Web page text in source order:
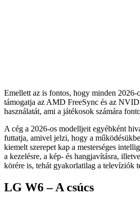
Emellett az is fontos, hogy minden
támogatja az AMD FreeSync és az
használatát, ami a játékosok számára
A cég a 2026-os modelljeit egyébként
futtatja, amivel jelzi, hogy a
kiemelt szerepet kap a mesterséges
a kezelésre, a kép- és hangjavításra,
körére is, tehát gyakorlatilag a televíziók
LG W6 – A csúcs